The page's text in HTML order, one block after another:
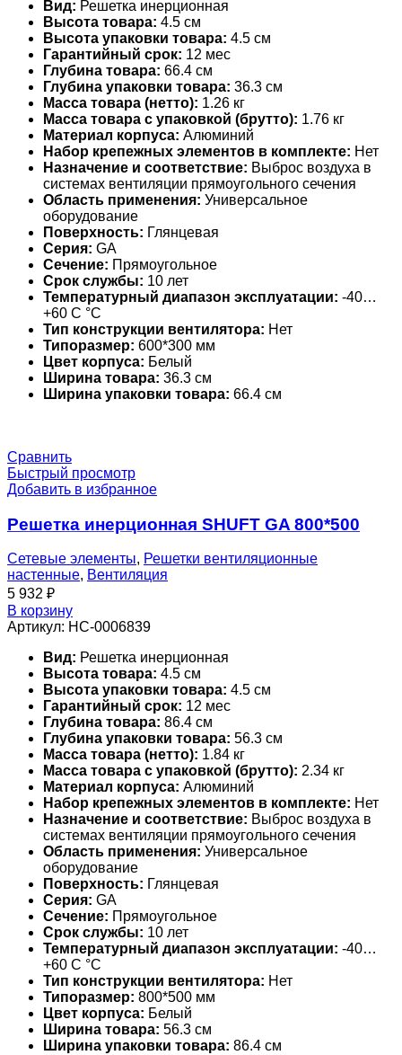
Вид: Решетка инерционная
Высота товара: 4.5 см
Высота упаковки товара: 4.5 см
Гарантийный срок: 12 мес
Глубина товара: 66.4 см
Глубина упаковки товара: 36.3 см
Масса товара (нетто): 1.26 кг
Масса товара с упаковкой (брутто): 1.76 кг
Материал корпуса: Алюминий
Набор крепежных элементов в комплекте: Нет
Назначение и соответствие: Выброс воздуха в
системах вентиляции прямоугольного сечения
Область применения: Универсальное
оборудование
Поверхность: Глянцевая
Серия: GA
Сечение: Прямоугольное
Срок службы: 10 лет
Температурный диапазон эксплуатации: -40…
+60 С °С
Тип конструкции вентилятора: Нет
Типоразмер: 600*300 мм
Цвет корпуса: Белый
Ширина товара: 36.3 см
Ширина упаковки товара: 66.4 см
Сравнить
Быстрый просмотр
Добавить в избранное
Решетка инерционная SHUFT GA 800*500
Сетевые элементы, Решетки вентиляционные
настенные, Вентиляция
5 932 ₽
В корзину
Артикул: НС-0006839
Вид: Решетка инерционная
Высота товара: 4.5 см
Высота упаковки товара: 4.5 см
Гарантийный срок: 12 мес
Глубина товара: 86.4 см
Глубина упаковки товара: 56.3 см
Масса товара (нетто): 1.84 кг
Масса товара с упаковкой (брутто): 2.34 кг
Материал корпуса: Алюминий
Набор крепежных элементов в комплекте: Нет
Назначение и соответствие: Выброс воздуха в
системах вентиляции прямоугольного сечения
Область применения: Универсальное
оборудование
Поверхность: Глянцевая
Серия: GA
Сечение: Прямоугольное
Срок службы: 10 лет
Температурный диапазон эксплуатации: -40…
+60 С °С
Тип конструкции вентилятора: Нет
Типоразмер: 800*500 мм
Цвет корпуса: Белый
Ширина товара: 56.3 см
Ширина упаковки товара: 86.4 см